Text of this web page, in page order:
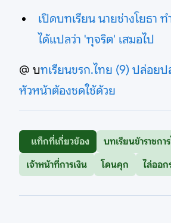
เปิดบทเรียน นายช่างโยธา
ได้แปลว่า 'ทุจริต' เสมอไป
@ บทเรียนขรก.ไทย (9) ปล่อย
หัวหน้าต้องชดใช้ด้วย
แท็กที่เกี่ยวข้อง
บทเรียนข้าราชกา
เจ้าหน้าที่การเงิน
โดนคุก ไล่ออก